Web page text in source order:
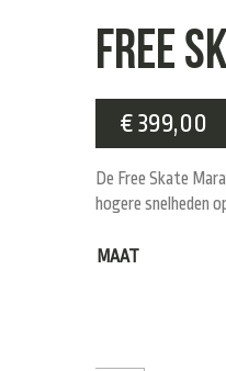
Free
€399,00
De Free Skate
hogere snelheden
MAAT